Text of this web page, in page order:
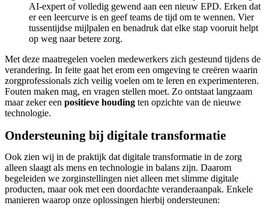
AI-expert of volledig gewend aan een nieuw EPD. Erken dat
er een leercurve is en geef teams de tijd om te wennen. Vier
tussentijdse mijlpalen en benadruk dat elke stap vooruit helpt
op weg naar betere zorg.
Met deze maatregelen voelen medewerkers zich gesteund tijdens de
verandering. In feite gaat het erom een omgeving te creëren waarin
zorgprofessionals zich veilig voelen om te leren en experimenteren.
Fouten maken mag, en vragen stellen moet. Zo ontstaat langzaam
maar zeker een positieve houding ten opzichte van de nieuwe
technologie.
Ondersteuning bij digitale transformatie
Ook zien wij in de praktijk dat digitale transformatie in de zorg
alleen slaagt als mens en technologie in balans zijn. Daarom
begeleiden we zorginstellingen niet alleen met slimme digitale
producten, maar ook met een doordachte veranderaanpak. Enkele
manieren waarop onze oplossingen hierbij ondersteunen: